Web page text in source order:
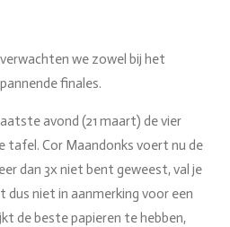
we zowel bij het
finales.
avond (21 maart) de vier
tafel. Cor Maandonks voert nu de
dan 3x niet bent geweest, val je
dus niet in aanmerking voor een
de beste papieren te hebben,